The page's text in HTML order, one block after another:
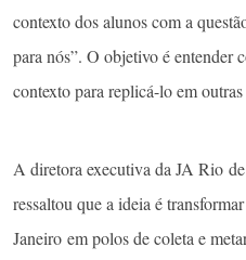
contexto dos alunos com a
para nós”. O objetivo é entender
contexto para replicá-lo em outras
A diretora executiva da JA Rio
ressaltou que a ideia é
Janeiro em polos de coleta e